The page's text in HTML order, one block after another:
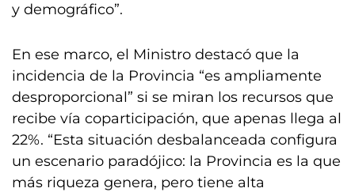
y demográfico”.
En ese marco, el Ministro destacó que la
incidencia de la Provincia “es ampliamente
desproporcional” si se miran los recursos que
recibe vía coparticipación, que apenas llega al
22%. “Esta situación desbalanceada configura
un escenario paradójico: la Provincia es la que
más riqueza genera, pero tiene alta